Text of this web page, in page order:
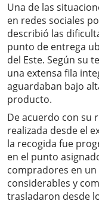
Una de las
en redes sociales
describió las
punto de entrega
del Este. Según su
una extensa fila
aguardaban bajo
producto.
De acuerdo con su
realizada desde el
la recogida fue
en el punto
compradores en
considerables y
trasladaron desde